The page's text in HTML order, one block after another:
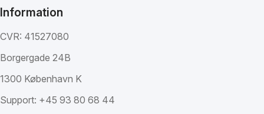
Information
CVR: 41527080
Borgergade 24B
1300 København K
Support: +45 93 80 68 44